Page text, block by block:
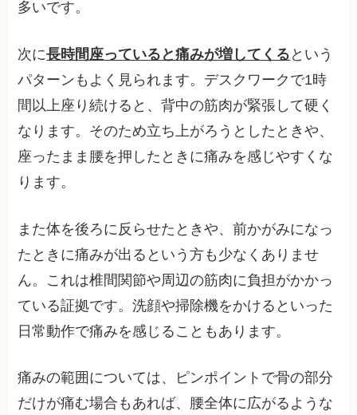
多いです。
次に長時間座っていると痛みが増してくる という
パターンもよく見られます。デスクワークで1時
間以上座り続けると、背中の筋肉が緊張して硬く
なります。そのため立ち上がろうとしたときや、
座ったまま腰を押したときに痛みを感じやすくな
ります。
また体を後ろに反らせたときや、前かがみになっ
たときに痛みが出るという方も少なくありませ
ん。これは椎間関節や周辺の筋肉に負担がかかっ
ている証拠です。洗顔や掃除機をかけるといった
日常動作で痛みを感じることもあります。
痛みの範囲については、ピンポイントで骨の部分
だけが痛む場合もあれば、腰全体に広がるような